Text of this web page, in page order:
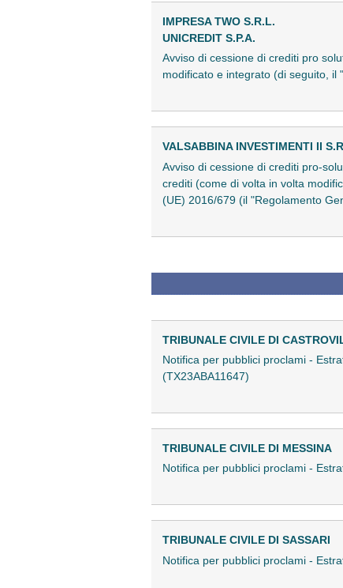
IMPRESA TWO S.R.L.
UNICREDIT S.P.A.
Avviso di cessione di crediti pro
modificato e integrato (di seguito, il
VALSABBINA INVESTIMENTI II
Avviso di cessione di crediti pro-
crediti (come di volta in volta
(UE) 2016/679 (il "Regolamento
TRIBUNALE CIVILE DI
Notifica per pubblici proclami -
(TX23ABA11647)
TRIBUNALE CIVILE DI MESSINA
Notifica per pubblici proclami -
TRIBUNALE CIVILE DI SASSARI
Notifica per pubblici proclami -